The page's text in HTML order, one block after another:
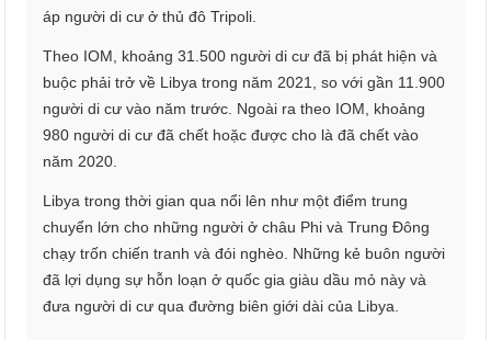
áp người di cư ở thủ đô Tripoli.
Theo IOM, khoảng 31.500 người di cư đã bị phát hiện và
buộc phải trở về Libya trong năm 2021, so với gần 11.900
người di cư vào năm trước. Ngoài ra theo IOM, khoảng
980 người di cư đã chết hoặc được cho là đã chết vào
năm 2020.
Libya trong thời gian qua nổi lên như một điểm trung
chuyển lớn cho những người ở châu Phi và Trung Đông
chạy trốn chiến tranh và đói nghèo. Những kẻ buôn người
đã lợi dụng sự hỗn loạn ở quốc gia giàu dầu mỏ này và
đưa người di cư qua đường biên giới dài của Libya.